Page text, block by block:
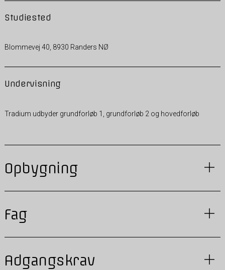
Studiested
Blommevej 40, 8930 Randers NØ
Undervisning
Tradium udbyder grundforløb 1, grundforløb 2 og hovedforløb
Opbygning
Fag
Adgangskrav